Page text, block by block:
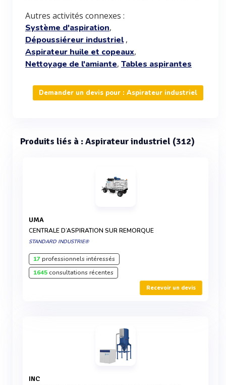
Autres activités connexes :
Système d'aspiration,
Dépoussiéreur industriel,
Aspirateur huile et copeaux,
Nettoyage de l'amiante, Tables aspirantes
Demander un devis pour : Aspirateur industriel
Produits liés à : Aspirateur industriel (312)
UMA
CENTRALE D’ASPIRATION SUR REMORQUE
STANDARD INDUSTRIE®
17professionnels intéressés
1645consultations récentes
Recevoir un devis
INC